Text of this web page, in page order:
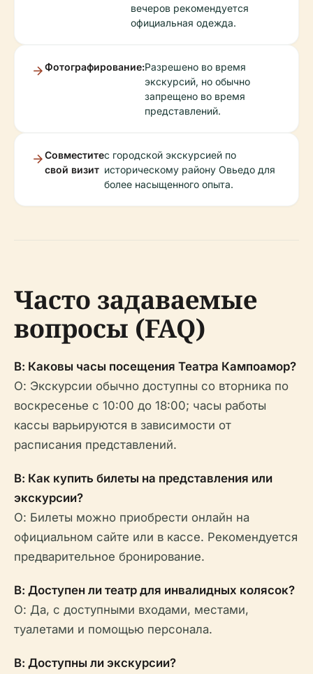
вечеров рекомендуется
официальная одежда.
Фотографирование:Разрешено во время
экскурсий, но обычно
запрещено во время
представлений.
Совместите
свой визит
с городской экскурсией по
историческому району Овьедо для
более насыщенного опыта.
Часто задаваемые
вопросы (FAQ)
В: Каковы часы посещения Театра Кампоамор?
О: Экскурсии обычно доступны со вторника по
воскресенье с 10:00 до 18:00; часы работы
кассы варьируются в зависимости от
расписания представлений.
В: Как купить билеты на представления или
экскурсии?
О: Билеты можно приобрести онлайн на
официальном сайте или в кассе. Рекомендуется
предварительное бронирование.
В: Доступен ли театр для инвалидных колясок?
О: Да, с доступными входами, местами,
туалетами и помощью персонала.
В: Доступны ли экскурсии?